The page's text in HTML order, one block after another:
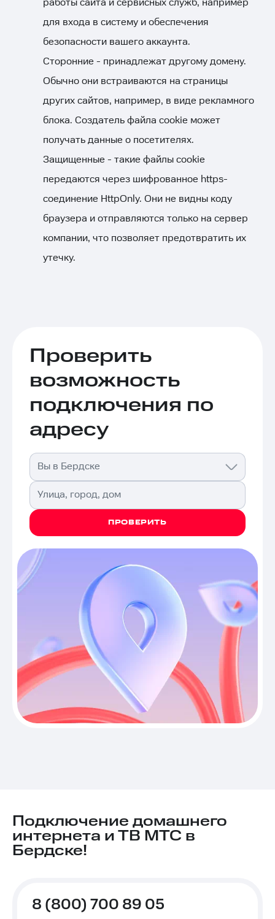
работы сайта и сервисных служб, например
для входа в систему и обеспечения
безопасности вашего аккаунта.
Сторонние - принадлежат другому домену.
Обычно они встраиваются на страницы
других сайтов, например, в виде рекламного
блока. Создатель файла cookie может
получать данные о посетителях.
Защищенные - такие файлы cookie
передаются через шифрованное https-
соединение HttpOnly. Они не видны коду
браузера и отправляются только на сервер
компании, что позволяет предотвратить их
утечку.
Проверить
возможность
подключения по
адресу
Вы в Бердске
Улица, город, дом
ПРОВЕРИТЬ
Подключение домашнего
интернета и ТВ МТС в
Бердске!
8 (800) 700 89 05